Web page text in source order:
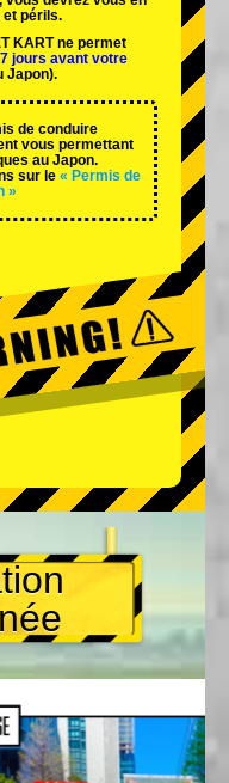
périls.
KART ne permet
7 jours avant votre
Japon).
de conduire
vous permettant
au Japon.
sur le « Permis de
»